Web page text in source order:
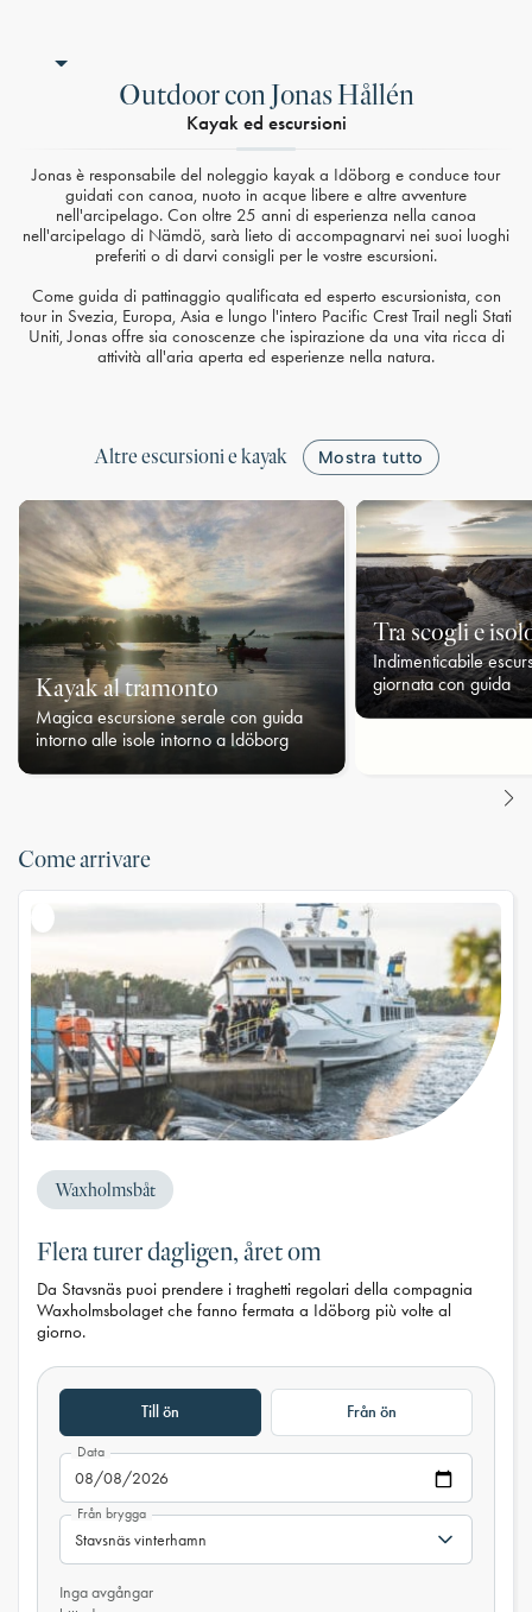
Outdoor con Jonas Hållén
Kayak ed escursioni
Jonas è responsabile del noleggio kayak a Idöborg e conduce tour
guidati con canoa, nuoto in acque libere e altre avventure
nell'arcipelago. Con oltre 25 anni di esperienza nella canoa
nell'arcipelago di Nämdö, sarà lieto di accompagnarvi nei suoi luoghi
preferiti o di darvi consigli per le vostre escursioni.
Come guida di pattinaggio qualificata ed esperto escursionista, con
tour in Svezia, Europa, Asia e lungo l'intero Pacific Crest Trail negli Stati
Uniti, Jonas offre sia conoscenze che ispirazione da una vita ricca di
attività all'aria aperta ed esperienze nella natura.
Altre escursioni e kayak Mostra tutto
Kayak al tramonto
Magica escursione serale con guida
intorno alle isole intorno a Idöborg
Tra scogli e
Indimenticabile
giornata con guida
Come arrivare
Waxholmsbåt
Flera turer dagligen, året om
Da Stavsnäs puoi prendere i traghetti regolari della compagnia
Waxholmsbolaget che fanno fermata a Idöborg più volte al
giorno.
Till ön Från ön
Data
Från brygga
Inga avgångar